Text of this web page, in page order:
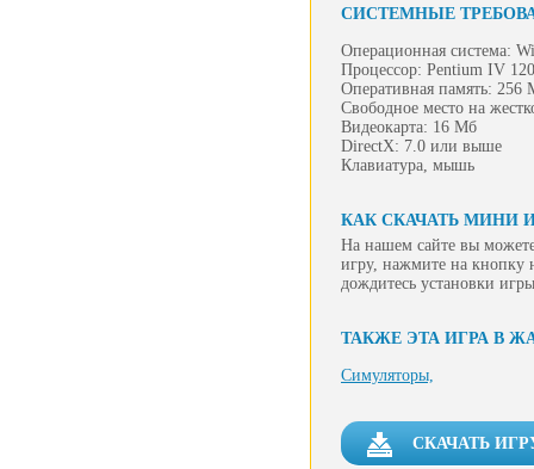
СИСТЕМНЫЕ
Операционная система:
Процессор: Pentium IV
Оперативная память: 256
Свободное место на
Видеокарта: 16 Мб
DirectX: 7.0 или выше
Клавиатура, мышь
КАК СКАЧАТЬ МИНИ
На нашем сайте вы
игру, нажмите на кнопку
дождитесь установки
ТАКЖЕ ЭТА ИГРА В
Симуляторы,
СКАЧАТЬ